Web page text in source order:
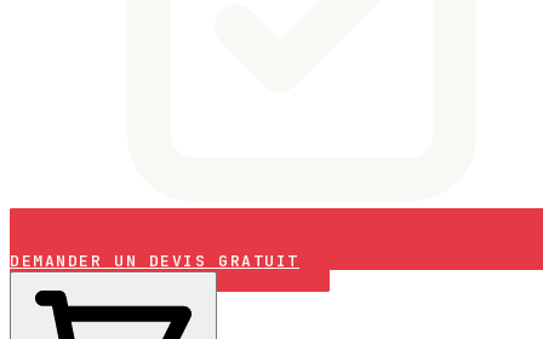
DEMANDER UN DEVIS GRATUIT